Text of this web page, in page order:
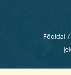
Főoldal /